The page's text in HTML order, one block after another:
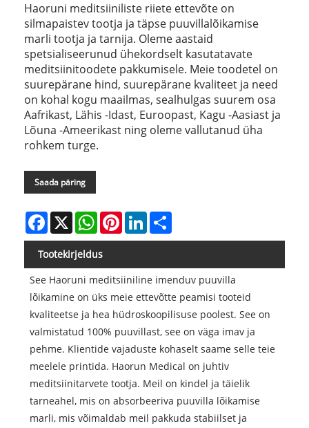
Haoruni meditsiiniliste riiete ettevõte on
silmapaistev tootja ja täpse puuvillalõikamise
marli tootja ja tarnija. Oleme aastaid
spetsialiseerunud ühekordselt kasutatavate
meditsiinitoodete pakkumisele. Meie toodetel on
suurepärane hind, suurepärane kvaliteet ja need
on kohal kogu maailmas, sealhulgas suurem osa
Aafrikast, Lähis -Idast, Euroopast, Kagu -Aasiast ja
Lõuna -Ameerikast ning oleme vallutanud üha
rohkem turge.
Saada päring
Facebook
X WhatsAppPinterestLinkedIn
Tootekirjeldus
See Haoruni meditsiiniline imenduv puuvilla
lõikamine on üks meie ettevõtte peamisi tooteid
kvaliteetse ja hea hüdroskoopilisuse poolest. See on
valmistatud 100% puuvillast, see on väga imav ja
pehme. Klientide vajaduste kohaselt saame selle teie
meelele printida. Haorun Medical on juhtiv
meditsiinitarvete tootja. Meil on kindel ja täielik
tarneahel, mis on absorbeeriva puuvilla lõikamise
marli, mis võimaldab meil pakkuda stabiilset ja